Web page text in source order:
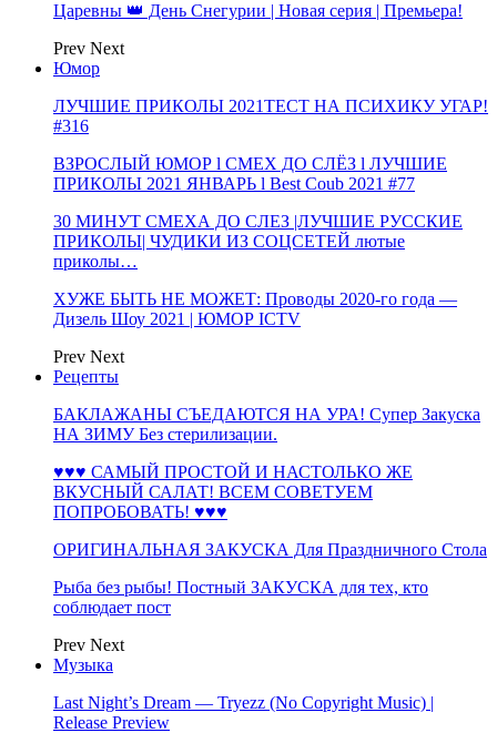
Царевны 👑 День Снегурии | Новая серия | Премьера!
Prev Next
Юмор
ЛУЧШИЕ ПРИКОЛЫ 2021ТЕСТ НА ПСИХИКУ УГАР!
#316
ВЗРОСЛЫЙ ЮМОР l СМЕХ ДО СЛЁЗ l ЛУЧШИЕ
ПРИКОЛЫ 2021 ЯНВАРЬ l Best Coub 2021 #77
30 МИНУТ СМЕХА ДО СЛЕЗ |ЛУЧШИЕ РУССКИЕ
ПРИКОЛЫ| ЧУДИКИ ИЗ СОЦСЕТЕЙ лютые
приколы…
ХУЖЕ БЫТЬ НЕ МОЖЕТ: Проводы 2020-го года —
Дизель Шоу 2021 | ЮМОР ICTV
Prev Next
Рецепты
БАКЛАЖАНЫ СЪЕДАЮТСЯ НА УРА! Супер Закуска
НА ЗИМУ Без стерилизации.
♥♥♥ САМЫЙ ПРОСТОЙ И НАСТОЛЬКО ЖЕ
ВКУСНЫЙ САЛАТ! ВСЕМ СОВЕТУЕМ
ПОПРОБОВАТЬ! ♥♥♥
ОРИГИНАЛЬНАЯ ЗАКУСКА Для Праздничного Стола
Рыба без рыбы! Постный ЗАКУСКА для тех, кто
соблюдает пост
Prev Next
Музыка
Last Night’s Dream — Tryezz (No Copyright Music) |
Release Preview